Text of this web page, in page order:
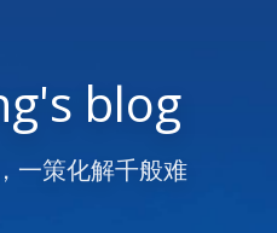
blog
一策化解千般难